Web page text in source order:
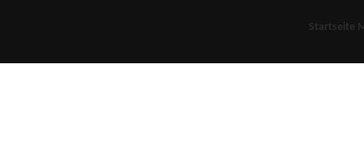
Startseite